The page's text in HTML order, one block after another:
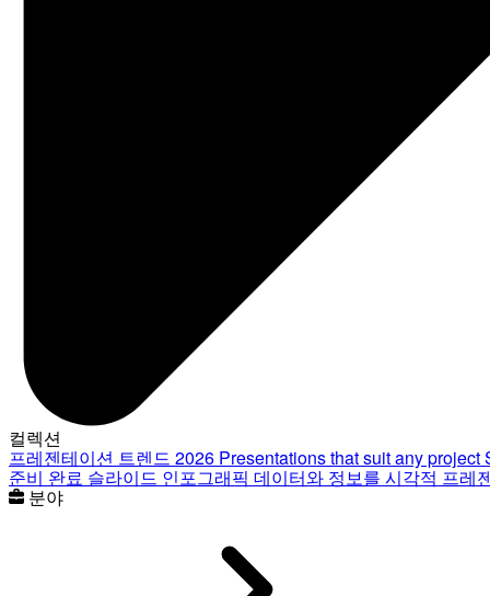
컬렉션
프레젠테이션 트렌드 2026 Presentations that suit any project
준비 완료 슬라이드 인포그래픽 데이터와 정보를 시각적 프레
분야